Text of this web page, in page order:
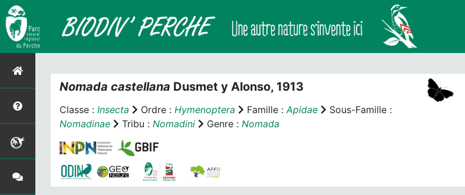
Nomada castellana Dusmet y Alonso, 1913
Classe : Insecta Ordre : Hymenoptera Famille :Apidae
Sous-Famille :
Nomadinae
Tribu : Nomadini Genre : Nomada